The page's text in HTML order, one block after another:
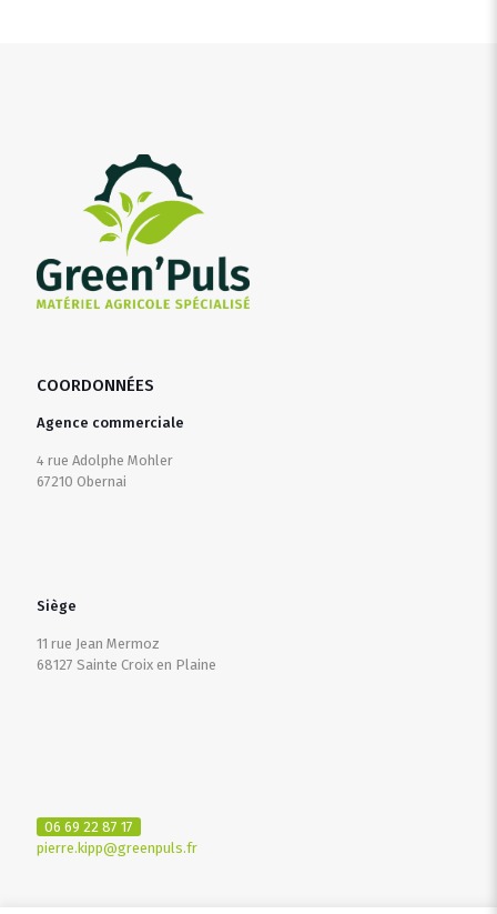
COORDONNÉES
Agence commerciale
4 rue Adolphe Mohler
67210 Obernai
Siège
11 rue Jean Mermoz
68127 Sainte Croix en Plaine
06 69 22 87 17
pierre.kipp@greenpuls.fr